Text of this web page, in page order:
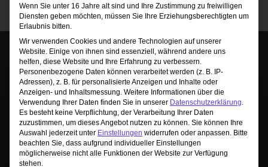
Sie sehen gerade einen Platzhalterinhalt von
TrustIndex. Um auf den eigentlichen Inhalt
zuzugreifen, klicken Sie auf die Schaltfläche unten.
Bitte beachten Sie, dass dabei Daten an Drittanbieter
Wenn Sie unter 16 Jahre alt sind und Ihre Zustimmung zu freiwilligen
Diensten geben möchten, müssen Sie Ihre Erziehungsberechtigten um
Erlaubnis bitten.
Wir verwenden Cookies und andere Technologien auf unserer
Website. Einige von ihnen sind essenziell, während andere uns
helfen, diese Website und Ihre Erfahrung zu verbessern.
Personenbezogene Daten können verarbeitet werden (z. B. IP-
Adressen), z. B. für personalisierte Anzeigen und Inhalte oder
Anzeigen- und Inhaltsmessung. Weitere Informationen über die
Verwendung Ihrer Daten finden Sie in unserer Datenschutzerklärung.
Es besteht keine Verpflichtung, der Verarbeitung Ihrer Daten
zuzustimmen, um dieses Angebot nutzen zu können. Sie können Ihre
Auswahl jederzeit unter Einstellungen widerrufen oder anpassen. Bitte
beachten Sie, dass aufgrund individueller Einstellungen
möglicherweise nicht alle Funktionen der Website zur Verfügung
stehen.